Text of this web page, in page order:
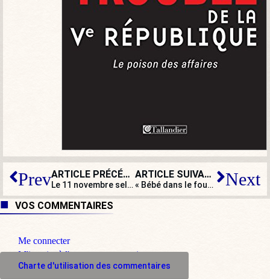
Prev ARTICLE PRÉCÉDENT
Le 11 novembre selon Macron : faire parler les morts, ennuyer les vivants
ARTICLE SUIVANT
« Bébé dans le four » : ces propos du député LFI David Guiraud qui scandalisent Next
VOS COMMENTAIRES
Me connecter
M'inscrire à l'espace commentaire
Charte d'utilisation des commentaires